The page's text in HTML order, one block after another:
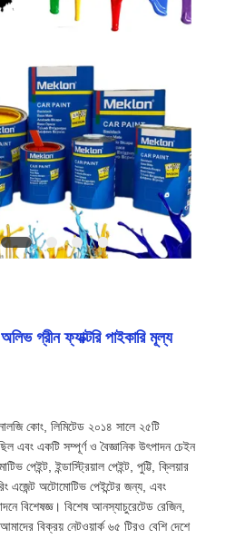
গ্রীন ফ্যাক্টরি পাইকারি মূল্য
কোং, লিমিটেড ২০১৪ সালে ২৫টি
এবং একটি সম্পূর্ণ ও বৈজ্ঞানিক উৎপাদন চেইন
পেইন্ট, ইন্ডাস্ট্রিয়াল পেইন্ট, পুট্টি, ক্লিয়ার
এজেন্ট অটোমোটিভ পেইন্টের জন্য, এবং
বিশেষজ্ঞ। বিশেষ আনস্যাচুরেটেড রেজিন,
বিক্রয় নেটওয়ার্ক ৬৫ টিরও বেশি দেশে